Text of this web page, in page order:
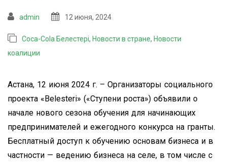
admin 12 июня, 2024
Coca-Cola Белестері, Новости в стране, Новости
коалиции
Астана, 12 июня 2024 г. – Организаторы социального
проекта «Belesteri» («Ступени роста») объявили о
начале нового сезона обучения для начинающих
предпринимателей и ежегодного конкурса на гранты.
Бесплатный доступ к обучению основам бизнеса и в
частности — ведению бизнеса на селе, в том числе с